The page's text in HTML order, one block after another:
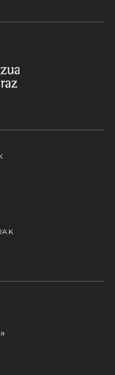
ditu,
aukera.
dezakezu.